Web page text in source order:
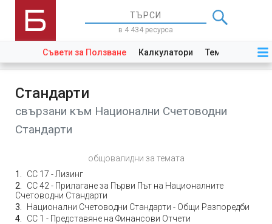
в 4 434 ресурса
Съвети за Ползване Калкулатори Теми Закони
Стандарти
свързани към Национални Счетоводни
Стандарти
общовалидни за темата
СС 17 - Лизинг
СС 42 - Прилагане за Първи Път на Националните
Счетоводни Стандарти
Национални Счетоводни Стандарти - Общи Разпоредби
СС 1 - Представяне на Финансови Отчети